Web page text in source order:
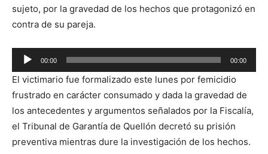
sujeto, por la gravedad de los hechos que protagonizó en
contra de su pareja.
Reproductor
de
audio
00:00 00:00
El victimario fue formalizado este lunes por femicidio
frustrado en carácter consumado y dada la gravedad de
los antecedentes y argumentos señalados por la Fiscalía,
el Tribunal de Garantía de Quellón decretó su prisión
preventiva mientras dure la investigación de los hechos.